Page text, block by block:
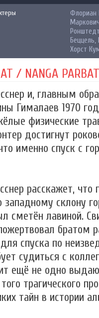
Флориан
Хорст
/ NANGA
и, главным
Гималаев 1970
физические
достигнут
именно спуск с
расскажет,
западному склону
сметён лавиной.
братом
спуска по
судиться с
ещё не одно
трагического
тайн в истории